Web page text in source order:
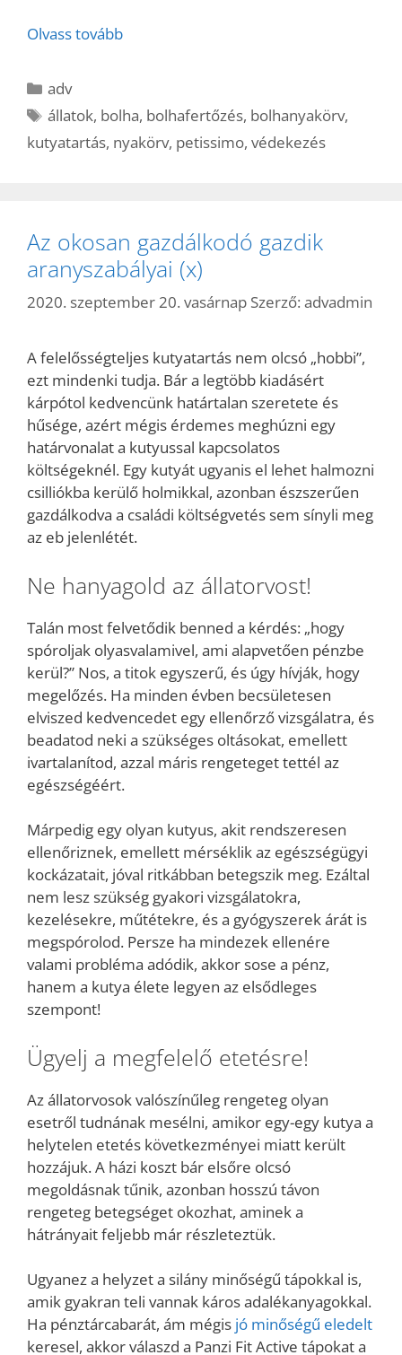
Olvass tovább
Kategória
adv
Címkék
állatok, bolha, bolhafertőzés, bolhanyakörv,
kutyatartás, nyakörv, petissimo, védekezés
Az okosan gazdálkodó gazdik
aranyszabályai (x)
2020. szeptember 20. vasárnap Szerző: advadmin
A felelősségteljes kutyatartás nem olcsó „hobbi”,
ezt mindenki tudja. Bár a legtöbb kiadásért
kárpótol kedvencünk határtalan szeretete és
hűsége, azért mégis érdemes meghúzni egy
határvonalat a kutyussal kapcsolatos
költségeknél. Egy kutyát ugyanis el lehet halmozni
csilliókba kerülő holmikkal, azonban észszerűen
gazdálkodva a családi költségvetés sem sínyli meg
az eb jelenlétét.
Ne hanyagold az állatorvost!
Talán most felvetődik benned a kérdés: „hogy
spóroljak olyasvalamivel, ami alapvetően pénzbe
kerül?” Nos, a titok egyszerű, és úgy hívják, hogy
megelőzés. Ha minden évben becsületesen
elviszed kedvencedet egy ellenőrző vizsgálatra, és
beadatod neki a szükséges oltásokat, emellett
ivartalanítod, azzal máris rengeteget tettél az
egészségéért.
Márpedig egy olyan kutyus, akit rendszeresen
ellenőriznek, emellett mérséklik az egészségügyi
kockázatait, jóval ritkábban betegszik meg. Ezáltal
nem lesz szükség gyakori vizsgálatokra,
kezelésekre, műtétekre, és a gyógyszerek árát is
megspórolod. Persze ha mindezek ellenére
valami probléma adódik, akkor sose a pénz,
hanem a kutya élete legyen az elsődleges
szempont!
Ügyelj a megfelelő etetésre!
Az állatorvosok valószínűleg rengeteg olyan
esetről tudnának mesélni, amikor egy-egy kutya a
helytelen etetés következményei miatt került
hozzájuk. A házi koszt bár elsőre olcsó
megoldásnak tűnik, azonban hosszú távon
rengeteg betegséget okozhat, aminek a
hátrányait feljebb már részleteztük.
Ugyanez a helyzet a silány minőségű tápokkal is,
amik gyakran teli vannak káros adalékanyagokkal.
Ha pénztárcabarát, ám mégis jó minőségű eledelt
keresel, akkor válaszd a Panzi Fit Active tápokat a